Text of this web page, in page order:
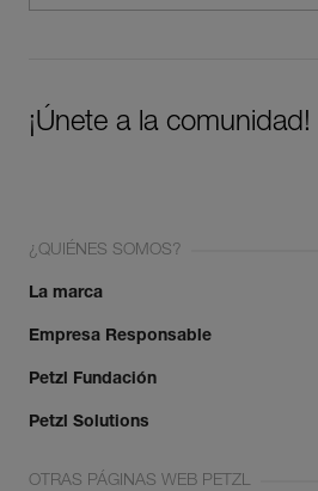
¡Únete a la comunidad!
¿QUIÉNES SOMOS?
La marca
Empresa Responsable
Petzl Fundación
Petzl Solutions
OTRAS PÁGINAS WEB PETZL